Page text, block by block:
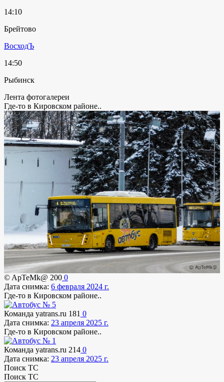
14:10
Брейтово
ВосходЪ
14:50
Рыбинск
Лента фотогалереи
Где-то в Кировском районе..
© ApTeMk@ 200 0
Дата снимка: 6 февраля 2024 г.
Где-то в Кировском районе..
Команда yatrans.ru 181 0
Дата снимка: 23 апреля 2025 г.
Где-то в Кировском районе..
Команда yatrans.ru 214 0
Дата снимка: 23 апреля 2025 г.
Поиск ТС
Поиск ТС